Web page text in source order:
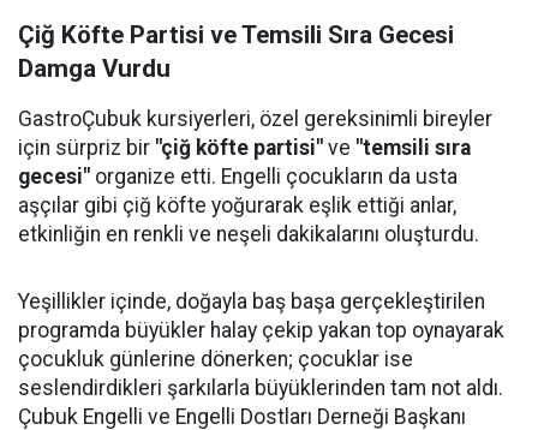
Çiğ Köfte Partisi ve Temsili Sıra Gecesi
Damga Vurdu
GastroÇubuk kursiyerleri, özel gereksinimli bireyler
için sürpriz bir "çiğ köfte partisi" ve "temsili sıra
gecesi" organize etti. Engelli çocukların da usta
aşçılar gibi çiğ köfte yoğurarak eşlik ettiği anlar,
etkinliğin en renkli ve neşeli dakikalarını oluşturdu.
Yeşillikler içinde, doğayla baş başa gerçekleştirilen
programda büyükler halay çekip yakan top oynayarak
çocukluk günlerine dönerken; çocuklar ise
seslendirdikleri şarkılarla büyüklerinden tam not aldı.
Çubuk Engelli ve Engelli Dostları Derneği Başkanı